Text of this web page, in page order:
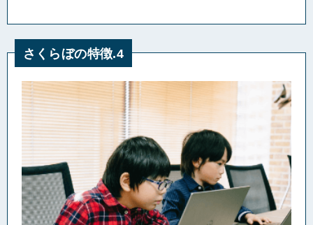
さくらぼの特徴.4